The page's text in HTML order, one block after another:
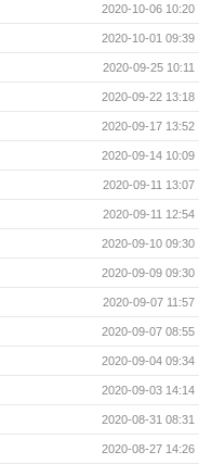
2020-10-06 10:20
2020-10-01 09:39
2020-09-25 10:11
2020-09-22 13:18
2020-09-17 13:52
2020-09-14 10:09
2020-09-11 13:07
2020-09-11 12:54
2020-09-10 09:30
2020-09-09 09:30
2020-09-07 11:57
2020-09-07 08:55
2020-09-04 09:34
2020-09-03 14:14
2020-08-31 08:31
2020-08-27 14:26